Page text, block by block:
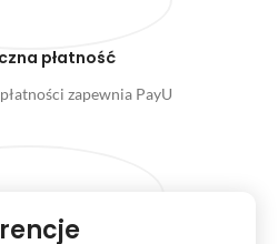
płatność
zapewnia PayU